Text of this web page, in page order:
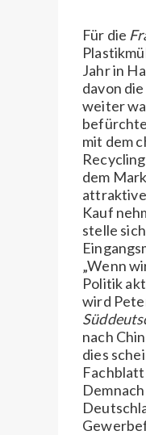
Für die
Jahr in
davon
weiter
mit dem
dem
attraktive
Kauf
stelle
„Wenn
Politik
wird
nach
dies
Fachblatt